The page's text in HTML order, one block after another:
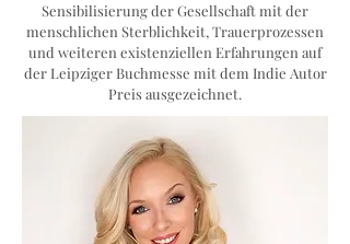
Sensibilisierung der Gesellschaft mit der
menschlichen Sterblichkeit, Trauerprozessen
und weiteren existenziellen Erfahrungen auf
der Leipziger Buchmesse mit dem Indie Autor
Preis ausgezeichnet.